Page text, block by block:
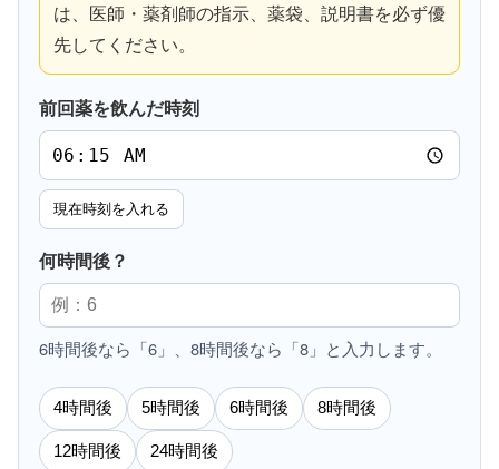
は、医師・薬剤師の指示、薬袋、説明書を必ず優
先してください。
前回薬を飲んだ時刻
現在時刻を入れる
何時間後？
6時間後なら「6」、8時間後なら「8」と入力します。
4時間後 5時間後 6時間後 8時間後
12時間後 24時間後